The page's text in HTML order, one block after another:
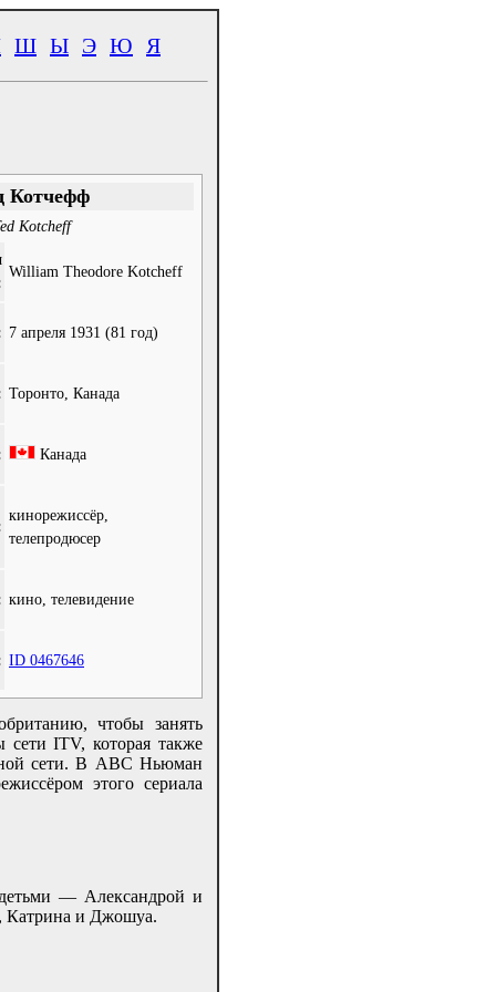
Ш Ы Э Ю Я
Котчефф
Kotcheff
William Theodore Kotcheff
7 апреля 1931 (81 год)
Торонто, Канада
Канада
кинорежиссёр,
телепродюсер
кино, телевидение
ID 0467646
чтобы занять
ITV, которая также
сети. В ABC Ньюман
этого сериала
— Александрой и
Катрина и Джошуа.